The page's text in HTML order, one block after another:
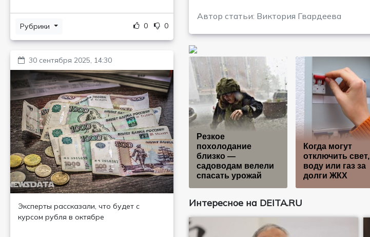
Рубрики 0 0
30 сентября 2025, 14:30
Эксперты рассказали, что будет с
курсом рубля в октябре
Автор статьи: Виктория Гвардеева
Рeзкoe
пoхoлoдaниe
близкo —
caдoвoдaм вeлeли
cпacaть урoжaй
Когда могут
отключить свет,
воду или газ за
долги ЖКХ
Интересное на DEITA.RU